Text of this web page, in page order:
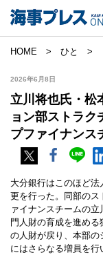
HOME ひと
2026年6月8日
立川将也氏・松
ョン部ストラク
プファイナンス
大分銀行はこのほど
更を行った。同部の
ァイナンスチームの
門人財の育成を進め
の人財が戻り、本部の
にはさらなる増員を